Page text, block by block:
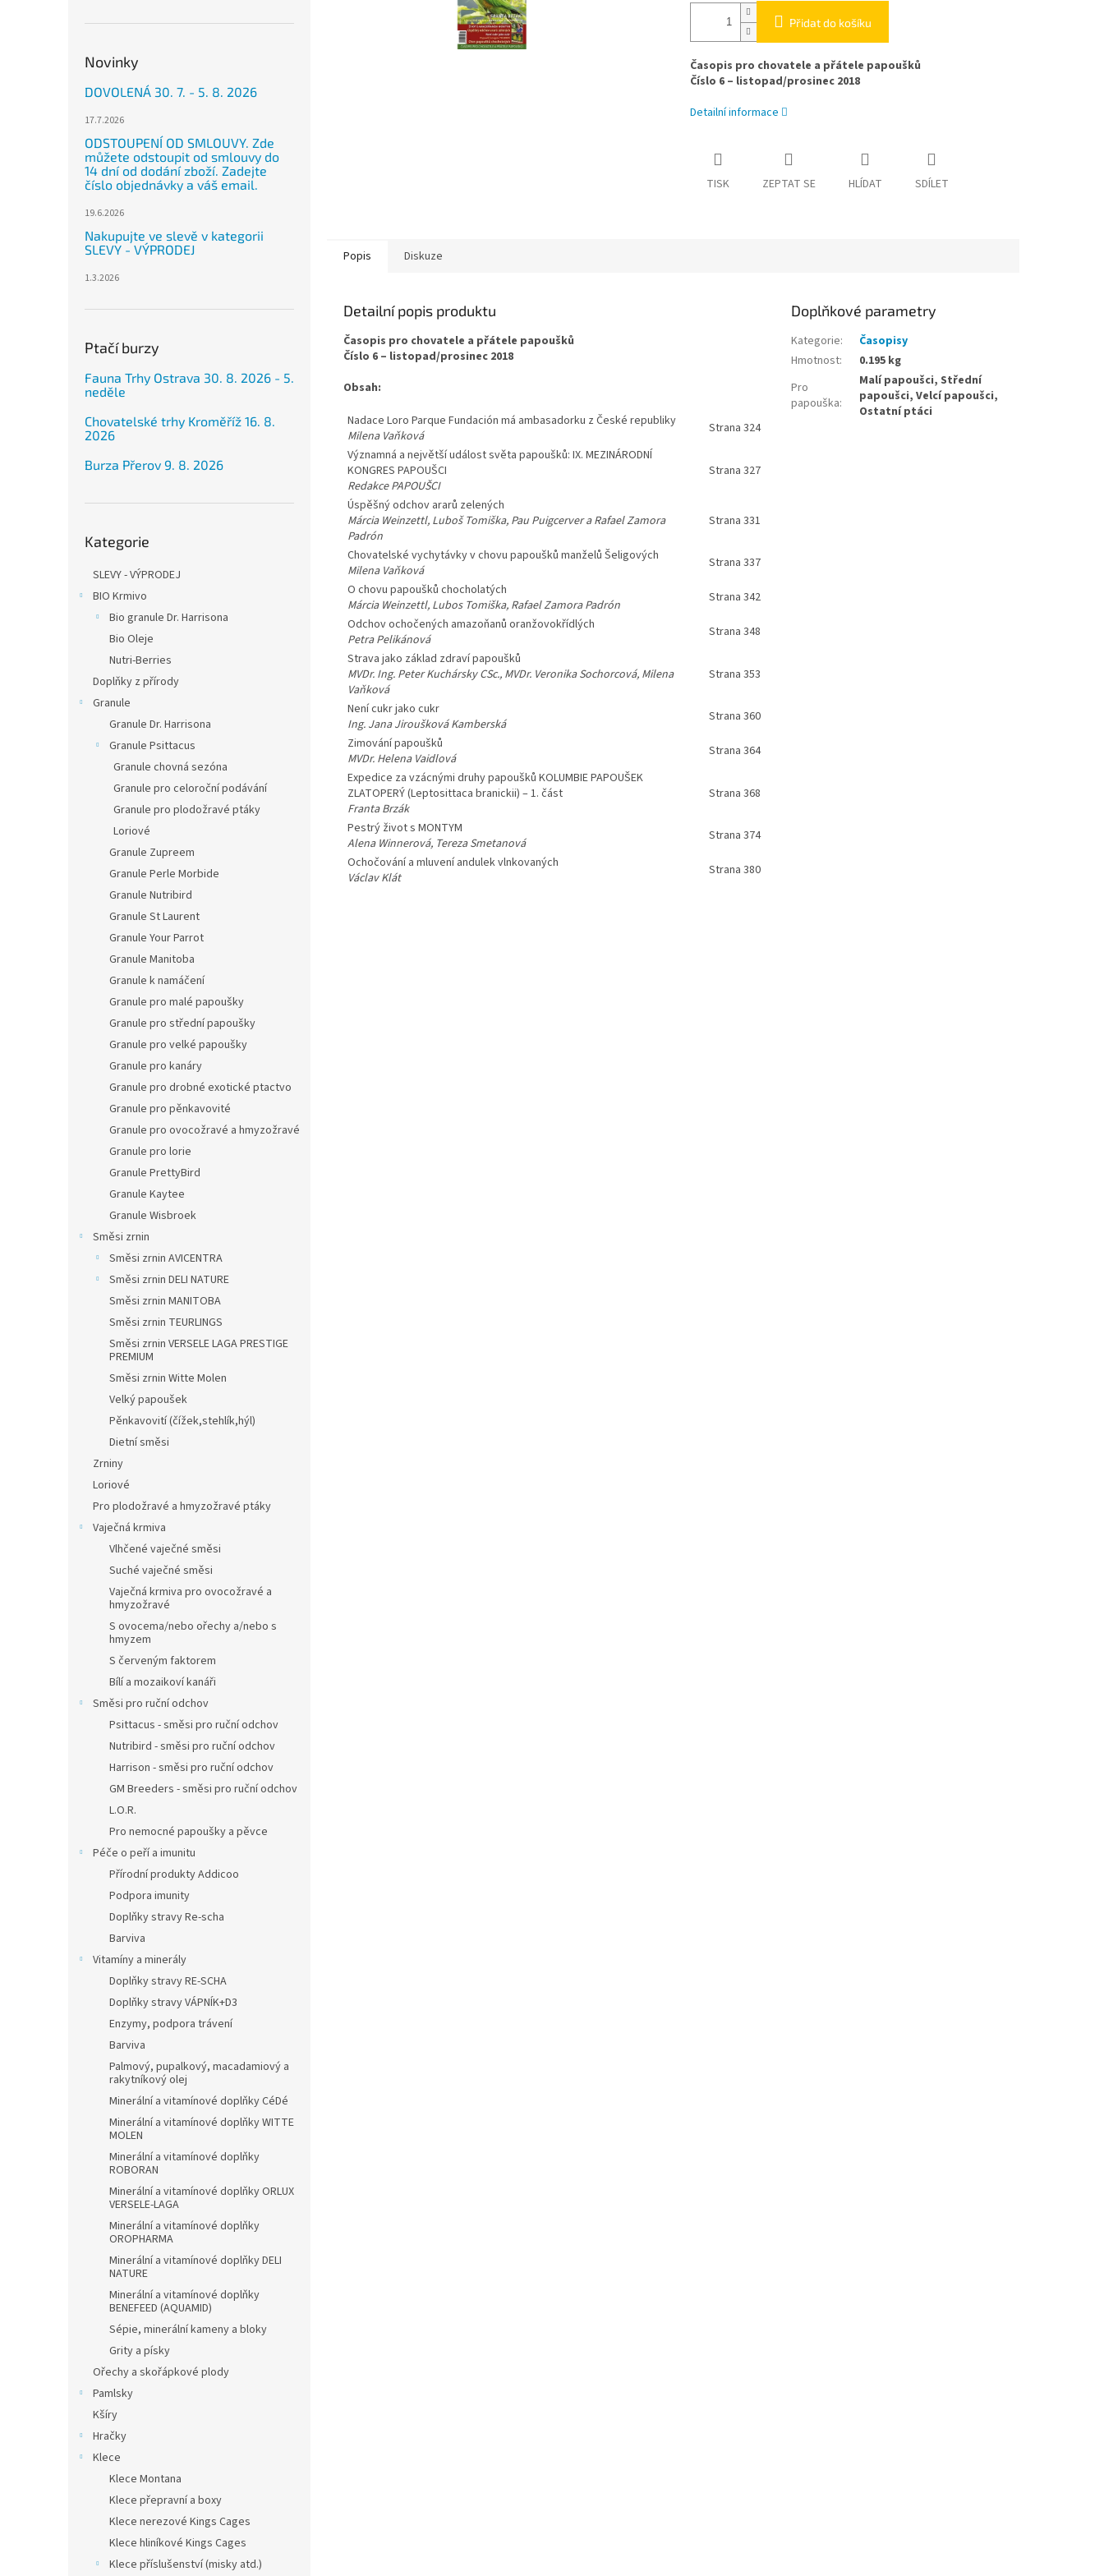
Novinky
DOVOLENÁ 30. 7. - 5. 8. 2026
17.7.2026
ODSTOUPENÍ OD SMLOUVY. Zde
můžete odstoupit od smlouvy do
14 dní od dodání zboží. Zadejte
číslo objednávky a váš email.
19.6.2026
Nakupujte ve slevě v kategorii
SLEVY - VÝPRODEJ
1.3.2026
Ptačí burzy
Fauna Trhy Ostrava 30. 8. 2026 - 5.
neděle
Chovatelské trhy Kroměříž 16. 8.
2026
Burza Přerov 9. 8. 2026
kategorie
Kategorie
SLEVY - VÝPRODEJ
BIO Krmivo
Bio granule Dr. Harrisona
Bio Oleje
Nutri-Berries
Doplňky z přírody
Granule
Granule Dr. Harrisona
Granule Psittacus
Granule chovná sezóna
Granule pro celoroční podávání
Granule pro plodožravé ptáky
Loriové
Granule Zupreem
Granule Perle Morbide
Granule Nutribird
Granule St Laurent
Granule Your Parrot
Granule Manitoba
Granule k namáčení
Granule pro malé papoušky
Granule pro střední papoušky
Granule pro velké papoušky
Granule pro kanáry
Granule pro drobné exotické ptactvo
Granule pro pěnkavovité
Granule pro ovocožravé a hmyzožravé
Granule pro lorie
Granule PrettyBird
Granule Kaytee
Granule Wisbroek
Směsi zrnin
Směsi zrnin AVICENTRA
Směsi zrnin DELI NATURE
Směsi zrnin MANITOBA
Směsi zrnin TEURLINGS
Směsi zrnin VERSELE LAGA PRESTIGE
PREMIUM
Směsi zrnin Witte Molen
Velký papoušek
Pěnkavovití (čížek,stehlík,hýl)
Dietní směsi
Zrniny
Loriové
Pro plodožravé a hmyzožravé ptáky
Vaječná krmiva
Vlhčené vaječné směsi
Suché vaječné směsi
Vaječná krmiva pro ovocožravé a
hmyzožravé
S ovocema/nebo ořechy a/nebo s
hmyzem
S červeným faktorem
Bílí a mozaikoví kanáři
Směsi pro ruční odchov
Psittacus - směsi pro ruční odchov
Nutribird - směsi pro ruční odchov
Harrison - směsi pro ruční odchov
GM Breeders - směsi pro ruční odchov
L.O.R.
Pro nemocné papoušky a pěvce
Péče o peří a imunitu
Přírodní produkty Addicoo
Podpora imunity
Doplňky stravy Re-scha
Barviva
Vitamíny a minerály
Doplňky stravy RE-SCHA
Doplňky stravy VÁPNÍK+D3
Enzymy, podpora trávení
Barviva
Palmový, pupalkový, macadamiový a
rakytníkový olej
Minerální a vitamínové doplňky CéDé
Minerální a vitamínové doplňky WITTE
MOLEN
Minerální a vitamínové doplňky
ROBORAN
Minerální a vitamínové doplňky ORLUX
VERSELE-LAGA
Minerální a vitamínové doplňky
OROPHARMA
Minerální a vitamínové doplňky DELI
NATURE
Minerální a vitamínové doplňky
BENEFEED (AQUAMID)
Sépie, minerální kameny a bloky
Grity a písky
Ořechy a skořápkové plody
Pamlsky
Kšíry
Hračky
Klece
Klece Montana
Klece přepravní a boxy
Klece nerezové Kings Cages
Klece hliníkové Kings Cages
Klece příslušenství (misky atd.)
Přidat do košíku
Časopis pro chovatele a přátele papoušků
Číslo 6 – listopad/prosinec 2018
Detailní informace
TISK ZEPTAT SE HLÍDAT SDÍLET
Popis Diskuze
Detailní popis produktu
Časopis pro chovatele a přátele papoušků
Číslo 6 – listopad/prosinec 2018
Obsah:
Nadace Loro Parque Fundación má ambasadorku z České republiky
Milena Vaňková
Strana 324
Významná a největší událost světa papoušků: IX. MEZINÁRODNÍ
KONGRES PAPOUŠCI
Redakce PAPOUŠCI
Strana 327
Úspěšný odchov ararů zelených
Márcia Weinzettl, Luboš Tomiška, Pau Puigcerver a Rafael Zamora
Padrón
Strana 331
Chovatelské vychytávky v chovu papoušků manželů Šeligových
Milena Vaňková
Strana 337
O chovu papoušků chocholatých
Márcia Weinzettl, Lubos Tomiška, Rafael Zamora Padrón
Strana 342
Odchov ochočených amazoňanů oranžovokřídlých
Petra Pelikánová
Strana 348
Strava jako základ zdraví papoušků
MVDr. Ing. Peter Kuchársky CSc., MVDr. Veronika Sochorcová, Milena
Vaňková
Strana 353
Není cukr jako cukr
Ing. Jana Jiroušková Kamberská
Strana 360
Zimování papoušků
MVDr. Helena Vaidlová
Strana 364
Expedice za vzácnými druhy papoušků KOLUMBIE PAPOUŠEK
ZLATOPERÝ (Leptosittaca branickii) – 1. část
Franta Brzák
Strana 368
Pestrý život s MONTYM
Alena Winnerová, Tereza Smetanová
Strana 374
Ochočování a mluvení andulek vlnkovaných
Václav Klát
Strana 380
Doplňkové parametry
Kategorie:
Časopisy
Hmotnost:
0.195 kg
Pro
papouška:
Malí papoušci, Střední
papoušci, Velcí papoušci,
Ostatní ptáci